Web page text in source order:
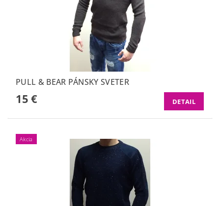
PULL & BEAR PÁNSKY SVETER
15 € DETAIL
Akcia